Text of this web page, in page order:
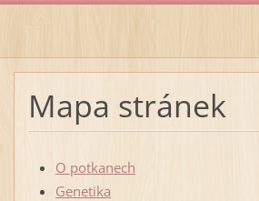
Mapa stránek
O potkanech
Genetika